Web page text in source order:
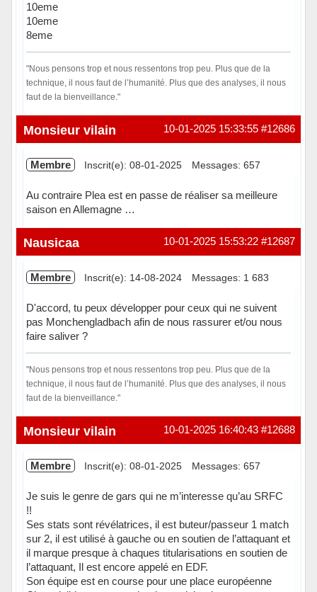
10eme
10eme
8eme
"Nous pensons trop et nous ressentons trop peu. Plus que de la
technique, il nous faut de l’humanité. Plus que des analyses, il nous
faut de la bienveillance."
Hors ligne #12686
10-01-2025 15:33:55
Monsieur vilain
Membre Inscrit(e): 08-01-2025 Messages: 657
Au contraire Plea est en passe de réaliser sa meilleure
saison en Allemagne …
Hors ligne #12687
10-01-2025 15:53:22
Nausicaa
Membre Inscrit(e): 14-08-2024 Messages: 1 683
D'accord, tu peux développer pour ceux qui ne suivent
pas Monchengladbach afin de nous rassurer et/ou nous
faire saliver ?
"Nous pensons trop et nous ressentons trop peu. Plus que de la
technique, il nous faut de l’humanité. Plus que des analyses, il nous
faut de la bienveillance."
Hors ligne #12688
10-01-2025 16:40:43
Monsieur vilain
Membre Inscrit(e): 08-01-2025 Messages: 657
Je suis le genre de gars qui ne m’interesse qu’au SRFC
!!
Ses stats sont révélatrices, il est buteur/passeur 1 match
sur 2, il est utilisé à gauche ou en soutien de l’attaquant et
il marque presque à chaques titularisations en soutien de
l’attaquant, Il est encore appelé en EDF.
Son équipe est en course pour une place européenne